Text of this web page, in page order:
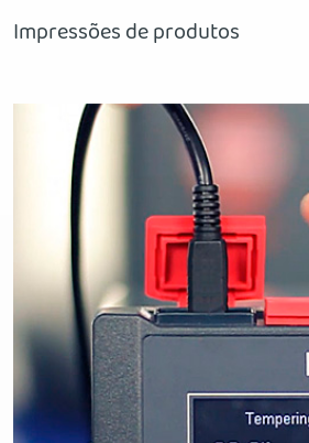
Impressões de produtos